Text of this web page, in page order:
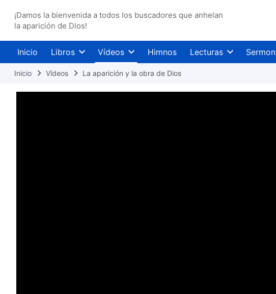
¡Damos la bienvenida a todos los buscadores que anhelan
la aparición de Dios!
Inicio Libros Vídeos Himnos Lecturas
Inicio Vídeos La aparición y la obra de Dios